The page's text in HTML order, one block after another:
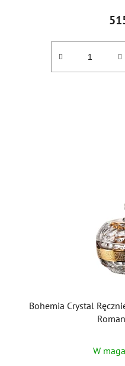
Bohemia Crystal
W